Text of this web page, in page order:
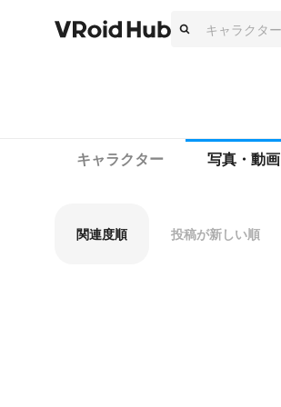
キャラクター 写真・動画
関連度順 投稿が新しい順